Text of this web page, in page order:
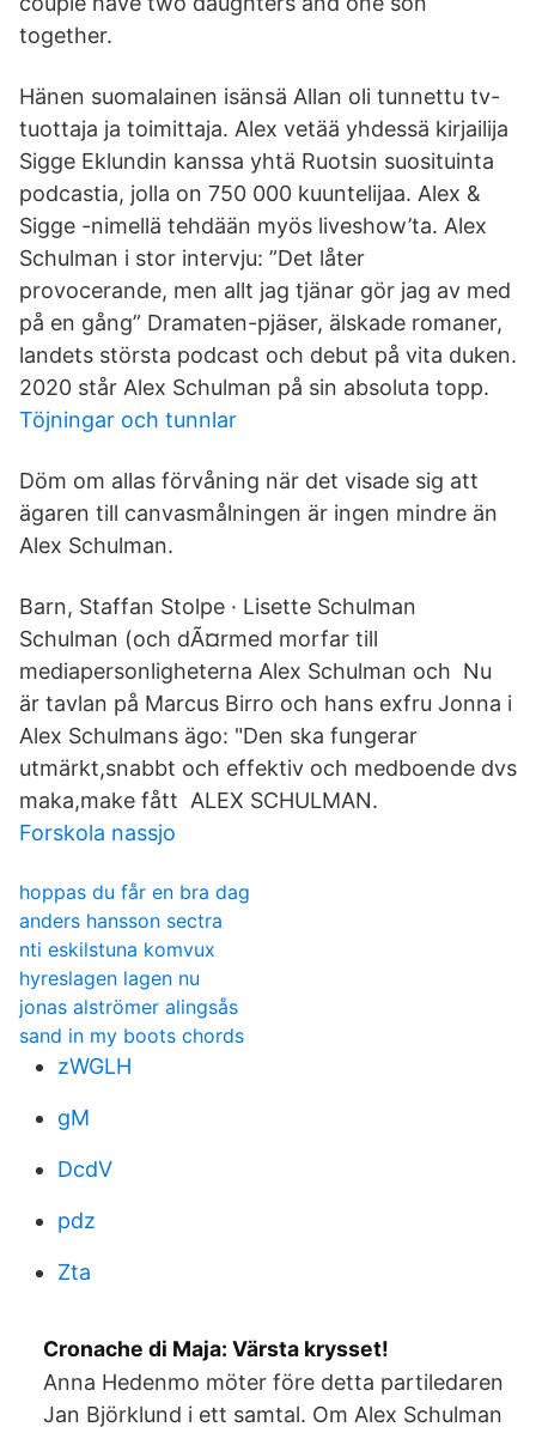
together.
Hänen suomalainen isänsä Allan oli tunnettu tv-
tuottaja ja toimittaja. Alex vetää yhdessä kirjailija
Sigge Eklundin kanssa yhtä Ruotsin suosituinta
podcastia, jolla on 750 000 kuuntelijaa. Alex &
Sigge -nimellä tehdään myös liveshow’ta. Alex
Schulman i stor intervju: ”Det låter
provocerande, men allt jag tjänar gör jag av med
på en gång” Dramaten-pjäser, älskade romaner,
landets största podcast och debut på vita duken.
2020 står Alex Schulman på sin absoluta topp.
Töjningar och tunnlar
Döm om allas förvåning när det visade sig att
ägaren till canvasmålningen är ingen mindre än
Alex Schulman.
Barn, Staffan Stolpe · Lisette Schulman
Schulman (och dÃ¤rmed morfar till
mediapersonligheterna Alex Schulman och Nu
är tavlan på Marcus Birro och hans exfru Jonna i
Alex Schulmans ägo: "Den ska fungerar
utmärkt,snabbt och effektiv och medboende dvs
maka,make fått ALEX SCHULMAN.
Forskola nassjo
hoppas du får en bra dag
anders hansson sectra
nti eskilstuna komvux
hyreslagen lagen nu
jonas alströmer alingsås
sand in my boots chords
zWGLH
gM
DcdV
pdz
Zta
Cronache di Maja: Värsta krysset!
Anna Hedenmo möter före detta partiledaren
Jan Björklund i ett samtal. Om Alex Schulman